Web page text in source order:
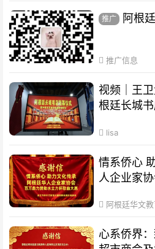
推广 阿根
推广信息
视频｜王
根廷长城
lisa
情系侨心
人企业家
阿根廷华文
心系侨界​